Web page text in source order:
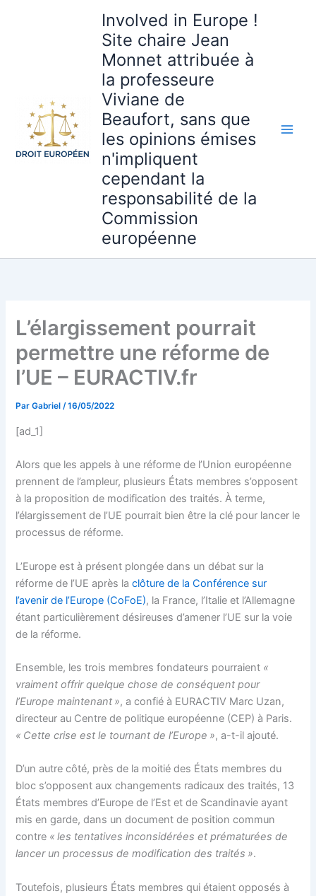
Involved in Europe !
Site chaire Jean
Monnet attribuée à
la professeure
Viviane de
Beaufort, sans que
les opinions émises
n'impliquent
cependant la
responsabilité de la
Commission
européenne
L’élargissement pourrait
permettre une réforme de
l’UE – EURACTIV.fr
ParGabriel/16/05/2022
[ad_1]
Alors que les appels à une réforme de l’Union européenne
prennent de l’ampleur, plusieurs États membres s’opposent
à la proposition de modification des traités. À terme,
l’élargissement de l’UE pourrait bien être la clé pour lancer le
processus de réforme.
L’Europe est à présent plongée dans un débat sur la
réforme de l’UE après la clôture de la Conférence sur
l’avenir de l’Europe (CoFoE), la France, l’Italie et l’Allemagne
étant particulièrement désireuses d’amener l’UE sur la voie
de la réforme.
Ensemble, les trois membres fondateurs pourraient «
vraiment offrir quelque chose de conséquent pour
l’Europe maintenant », a confié à EURACTIV Marc Uzan,
directeur au Centre de politique européenne (CEP) à Paris.
« Cette crise est le tournant de l’Europe », a-t-il ajouté.
D’un autre côté, près de la moitié des États membres du
bloc s’opposent aux changements radicaux des traités, 13
États membres d’Europe de l’Est et de Scandinavie ayant
mis en garde, dans un document de position commun
contre « les tentatives inconsidérées et prématurées de
lancer un processus de modification des traités ».
Toutefois, plusieurs États membres qui étaient opposés à